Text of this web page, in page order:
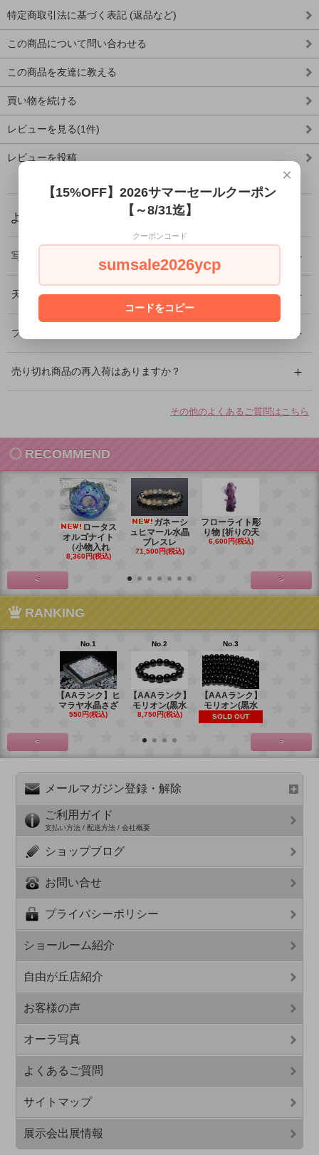
特定商取引法に基づく表記 (返品など)
この商品について問い合わせる
この商品を友達に教える
買い物を続ける
レビューを見る(1件)
レビューを投稿
よくあるご質問
写真の商品が届きますか？
天然石に傷やクラックはありますか？
プレゼントとして利用できますか？
売り切れ商品の再入荷はありますか？
その他のよくあるご質問はこちら
RECOMMEND
ロータス
オルゴナイト
（小物入れ
8,360円(税込)
ガネーシ
ュヒマール水晶
ブレスレ
71,500円(税込)
フローライト彫
り物 [祈りの天
6,600円(税込)
< >
RANKING
No.1
【AAランク】ヒ
マラヤ水晶さざ
550円(税込)
No.2
【AAAランク】
モリオン(黒水
8,750円(税込)
No.3
【AAAランク】
モリオン(黒水
SOLD OUT
< >
メールマガジン登録・解除
ご利用ガイド
支払い方法 / 配送方法 / 会社概要
ショップブログ
お問い合せ
プライバシーポリシー
ショールーム紹介
自由が丘店紹介
お客様の声
オーラ写真
よくあるご質問
サイトマップ
展示会出展情報
×
【15%OFF】2026サマーセールクーポン
【～8/31迄】
クーポンコード
sumsale2026ycp
コードをコピー